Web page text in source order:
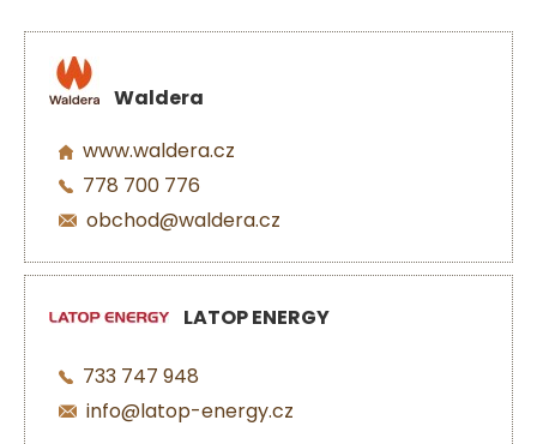
Waldera
www.waldera.cz
778 700 776
obchod@waldera.cz
LATOP ENERGY
733 747 948
info@latop-energy.cz